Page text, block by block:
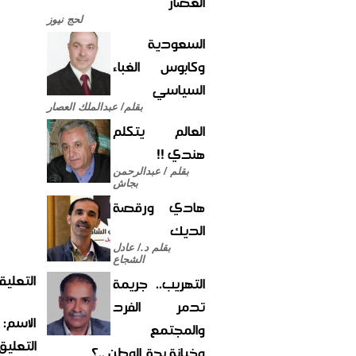
لحج نيوز
السعودية
وكابوس الغباء
السياسي
بقلم/ عبدالملك العصار
العالم يتكلم
هندي !!
بقلم / عبدالرحمن
بجاش
هادي ورقصة
الديك
بقلم د./ عادل
الشجاع
التهريب.. جريمة
تدمر الفرد
والمجتمع
الاسم: